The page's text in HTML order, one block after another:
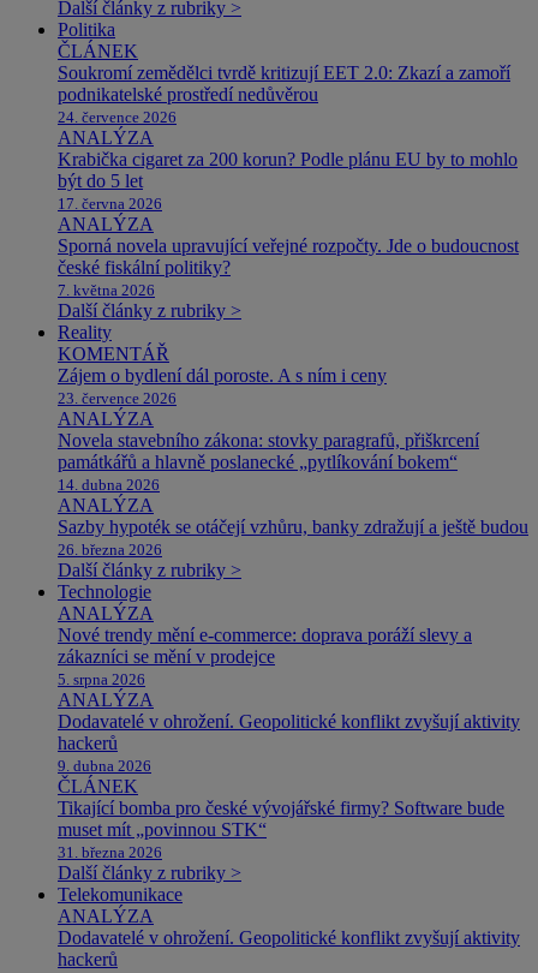
Další články z rubriky >
Politika
ČLÁNEK
Soukromí zemědělci tvrdě kritizují EET 2.0: Zkazí a zamoří
podnikatelské prostředí nedůvěrou
24. července 2026
ANALÝZA
Krabička cigaret za 200 korun? Podle plánu EU by to mohlo
být do 5 let
17. června 2026
ANALÝZA
Sporná novela upravující veřejné rozpočty. Jde o budoucnost
české fiskální politiky?
7. května 2026
Další články z rubriky >
Reality
KOMENTÁŘ
Zájem o bydlení dál poroste. A s ním i ceny
23. července 2026
ANALÝZA
Novela stavebního zákona: stovky paragrafů, přiškrcení
památkářů a hlavně poslanecké „pytlíkování bokem“
14. dubna 2026
ANALÝZA
Sazby hypoték se otáčejí vzhůru, banky zdražují a ještě budou
26. března 2026
Další články z rubriky >
Technologie
ANALÝZA
Nové trendy mění e-commerce: doprava poráží slevy a
zákazníci se mění v prodejce
5. srpna 2026
ANALÝZA
Dodavatelé v ohrožení. Geopolitické konflikt zvyšují aktivity
hackerů
9. dubna 2026
ČLÁNEK
Tikající bomba pro české vývojářské firmy? Software bude
muset mít „povinnou STK“
31. března 2026
Další články z rubriky >
Telekomunikace
ANALÝZA
Dodavatelé v ohrožení. Geopolitické konflikt zvyšují aktivity
hackerů